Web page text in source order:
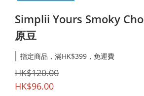
Simplii Yours Smoky
原豆
指定商品，滿HK$399，免運費
HK$120.00
HK$96.00